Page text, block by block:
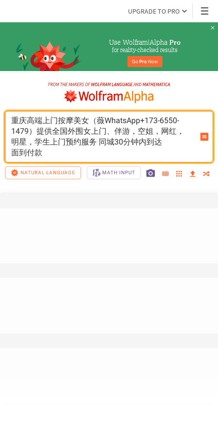
UPGRADE TO PRO
Use Wolfram|Alpha Pro
for reality-checked results
Go Pro Now
重庆高端上门按摩美女（薇WhatsApp+173-6550-
1479）提供全国外围女上门、伴游，空姐，网红，
明星，学生上门预约服务 同城30分钟内到达
面到付款
NATURAL LANGUAGE MATH INPUT